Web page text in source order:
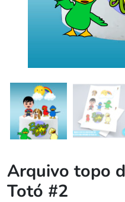
Arquivo topo
Totó #2